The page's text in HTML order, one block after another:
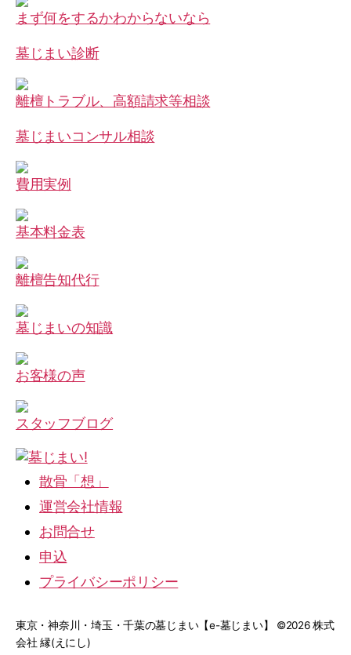
まず何をするかわからないなら
墓じまい診断
離檀トラブル、高額請求等相談
墓じまいコンサル相談
費用実例
基本料金表
離檀告知代行
墓じまいの知識
お客様の声
スタッフブログ
散骨「想」
運営会社情報
お問合せ
申込
プライバシーポリシー
東京・神奈川・埼玉・千葉の墓じまい【e-墓じまい】 ©2026 株式
会社 縁(えにし)